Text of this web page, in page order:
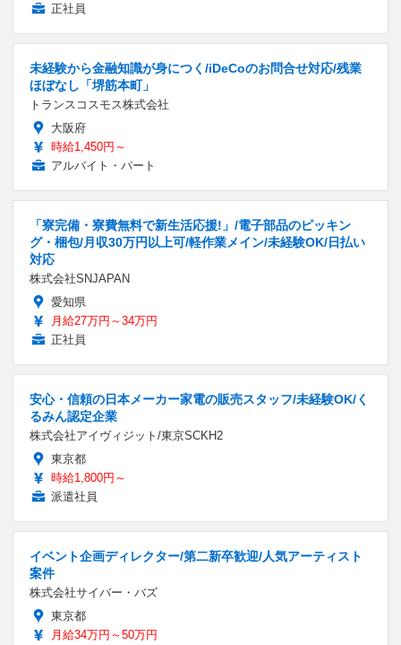
正社員
未経験から金融知識が身につく/iDeCoのお問合せ対応/残業
ほぼなし「堺筋本町」
トランスコスモス株式会社
大阪府
時給1,450円～
アルバイト・パート
「寮完備・寮費無料で新生活応援!」/電子部品のピッキン
グ・梱包/月収30万円以上可/軽作業メイン/未経験OK/日払い
対応
株式会社SNJAPAN
愛知県
月給27万円～34万円
正社員
安心・信頼の日本メーカー家電の販売スタッフ/未経験OK/く
るみん認定企業
株式会社アイヴィジット/東京SCKH2
東京都
時給1,800円～
派遣社員
イベント企画ディレクター/第二新卒歓迎/人気アーティスト
案件
株式会社サイバー・バズ
東京都
月給34万円～50万円